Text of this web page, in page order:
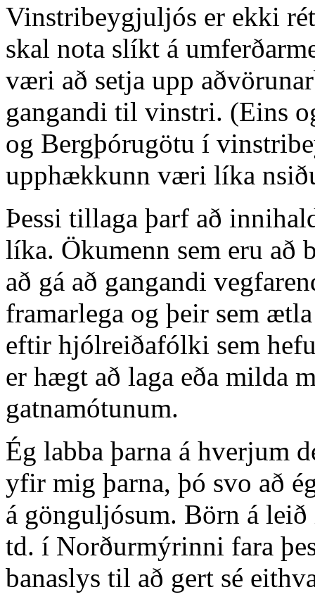
Vinstribeygjuljós er ekki
skal nota slíkt á
væri að setja upp
gangandi til vinstri. (Eins
og Bergþórugötu í
upphækkunn væri líka
Þessi tillaga þarf að
líka. Ökumenn sem eru
að gá að gangandi
framarlega og þeir sem
eftir hjólreiðafólki sem
er hægt að laga eða milda
gatnamótunum.
Ég labba þarna á hverjum
yfir mig þarna, þó svo að
á gönguljósum. Börn á
td. í Norðurmýrinni fara
banaslys til að gert sé